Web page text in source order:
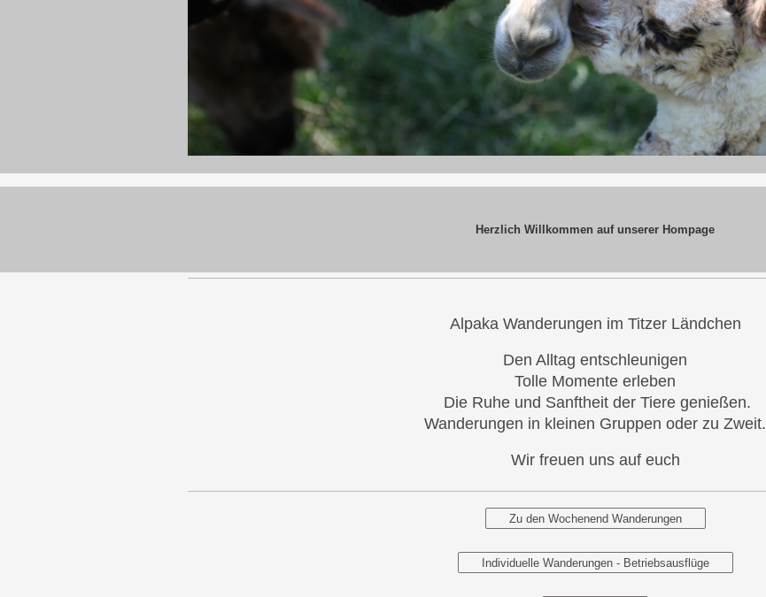
Herzlich Willkommen auf unserer Hompage
Alpaka Wanderungen im Titzer Ländchen
Den Alltag entschleunigen
Tolle Momente erleben
Die Ruhe und Sanftheit der Tiere genießen.
Wanderungen in kleinen Gruppen oder zu Zweit.
Wir freuen uns auf euch
Zu den Wochenend Wanderungen
Individuelle Wanderungen - Betriebsausflüge